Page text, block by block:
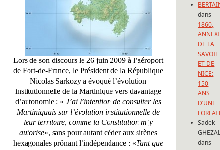
Lors de son discours le 26 juin 2009 à l’aéroport
de Fort-de-France, le Président de la République
Nicolas Sarkozy a évoqué l’évolution
institutionnelle de la Martinique vers davantage
d’autonomie : « J’ai l’intention de consulter les
Martiniquais sur l’évolution institutionnelle de
leur territoire, comme la Constitution m’y
autorise», sans pour autant céder aux sirènes
hexagonales prônant l’indépendance : «Tant que
dans
1860,
DE LA
SAVOIE
ET DE
NICE:
150
ANS
D’UNE
Sadek
dans